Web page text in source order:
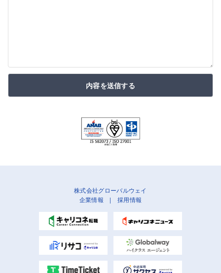
内容を送信する
株式会社グローバルウェイ
企業情報 | 採用情報